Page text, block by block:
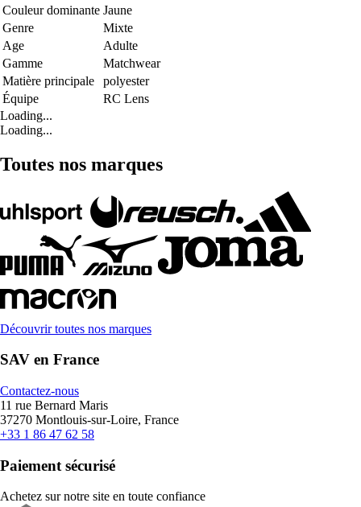
Couleur dominante Jaune
Genre
Mixte
Age
Adulte
Gamme
Matchwear
Matière principale
polyester
Équipe
RC Lens
Loading...
Loading...
Toutes nos marques
Découvrir toutes nos marques
SAV en France
Contactez-nous
11 rue Bernard Maris
37270 Montlouis-sur-Loire, France
+33 1 86 47 62 58
Paiement sécurisé
Achetez sur notre site en toute confiance